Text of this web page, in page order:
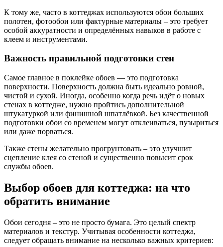
К тому же, часто в коттеджах используются обои больших
полотен, фотообои или фактурные материалы – это требует
особой аккуратности и определённых навыков в работе с
клеем и инструментами.
Важность правильной подготовки стен
Самое главное в поклейке обоев — это подготовка
поверхности. Поверхность должна быть идеально ровной,
чистой и сухой. Иногда, особенно когда речь идёт о новых
стенах в коттедже, нужно пройтись дополнительной
штукатуркой или финишной шпатлёвкой. Без качественной
подготовки обои со временем могут отклеиваться, пузыриться
или даже порваться.
Также стены желательно прогрунтовать – это улучшит
сцепление клея со стеной и существенно повысит срок
службы обоев.
Выбор обоев для коттеджа: на что
обратить внимание
Обои сегодня – это не просто бумага. Это целый спектр
материалов и текстур. Учитывая особенности коттеджа,
следует обращать внимание на несколько важных критериев: